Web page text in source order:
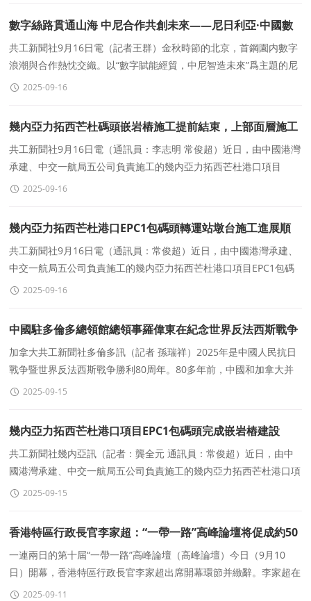
數字絲路貫通山海 中尼合作共創未來——尼日利亞·中國數
字經貿合作論壇成果豐碩
共工新聞社9月16日電（記者王群）金秋時節的北京，首鋼園内數字
浪潮與合作熱忱交織。以“數字賦能經貿，中尼智造未來”爲主題的尼
日利亞-中國數字經貿合作論壇在此隆重舉
2025-09-16
幾内亞力拓西芒杜碼頭嵌岩樁施工提前結束，上部面層施工
全面提速
共工新聞社9月16日電（通訊員：李志明 常俊超）近日，由中國港灣
承建、中交一航局五公司負責施工的幾内亞力拓西芒杜港口項目
EPC1包工程取得重大節點進展——碼頭嵌岩樁施
2025-09-16
幾内亞力拓西芒杜港口EPC1包碼頭轉運站墩台施工進展順
利
共工新聞社9月16日電（通訊員：常俊超）近日，由中國港灣承建、
中交一航局五公司負責施工的幾内亞力拓西芒杜港口項目EPC1包碼
頭轉運站墩台施工取得顯著進展，并獲得相關各方的高度評
2025-09-16
中國駐多倫多總領館總領事羅偉東在紀念世界反法西斯戰争
勝利80周年活動上的緻辭
加拿大共工新聞社多倫多訊（記者 孫瑞祥）2025年是中國人民抗日
戰争暨世界反法西斯戰争勝利80周年。80多年前，中國和加拿大并
肩戰鬥、相互支持，爲世界反法西斯戰争勝利作出重大貢
2025-09-15
幾内亞力拓西芒杜港口項目EPC1包碼頭完成嵌岩樁建設
共工新聞社幾内亞訊（記者：龔全元 通訊員：常俊超）近日，由中
國港灣承建、中交一航局五公司負責施工的幾内亞力拓西芒杜港口項
目EPC1包碼頭完成全部嵌岩樁建設任務，較原定計劃提前14
2025-09-15
香港特區行政長官李家超：“一帶一路”高峰論壇将促成約50
份合作協議，創曆史新高
一連兩日的第十屆“一帶一路”高峰論壇（高峰論壇）今日（9月10
日）開幕，香港特區行政長官李家超出席開幕環節并緻辭。李家超在
社交平台發文表示，高峰論壇吸引來自17個&ldqu
2025-09-11